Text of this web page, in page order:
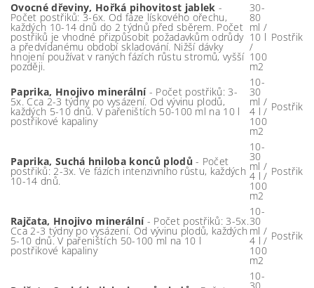
Ovocné dřeviny, Hořká pihovitost jablek -
Počet postřiků: 3-6x. Od fáze lískového ořechu,
každých 10-14 dnů do 2 týdnů před sběrem. Počet
postřiků je vhodné přizpůsobit požadavkům odrůdy
a předvídanému období skladování. Nižší dávky
hnojení používat v raných fázích růstu stromů, vyšší
později.
30-
80
ml /
10 l
/
100
m2
Postřik
Paprika, Hnojivo minerální- Počet postřiků: 3-
5x. Cca 2-3 týdny po vysázení. Od vývinu plodů,
každých 5-10 dnů. V pařeništích 50-100 ml na 10 l
postřikové kapaliny
10-
30
ml /
4 l /
100
m2
Postřik
Paprika, Suchá hniloba konců plodů - Počet
postřiků: 2-3x. Ve fázích intenzivního růstu, každých
10-14 dnů.
10-
30
ml /
4 l /
100
m2
Postřik
Rajčata, Hnojivo minerální- Počet postřiků: 3-5x.
Cca 2-3 týdny po vysázení. Od vývinu plodů, každých
5-10 dnů. V pařeništích 50-100 ml na 10 l
postřikové kapaliny
10-
30
ml /
4 l /
100
m2
Postřik
10-